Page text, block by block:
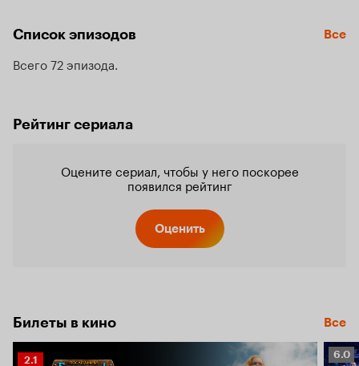
Список эпизодов Все
Всего 72 эпизода
Рейтинг сериала
Оцените сериал, чтобы у него поскорее
появился рейтинг
Оценить
Билеты в кино Все
Рейтинг
2.1 6.0